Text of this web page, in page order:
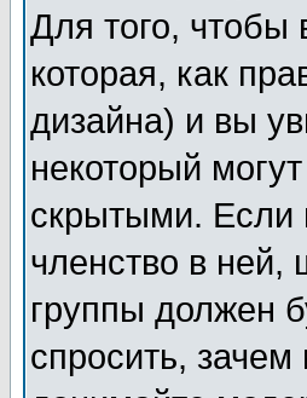
Для того, чтобы
которая, как
дизайна) и вы
некоторый
скрытыми. Если
членство в ней,
группы должен
спросить,